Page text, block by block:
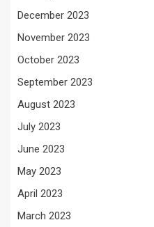
December 2023
November 2023
October 2023
September 2023
August 2023
July 2023
June 2023
May 2023
April 2023
March 2023